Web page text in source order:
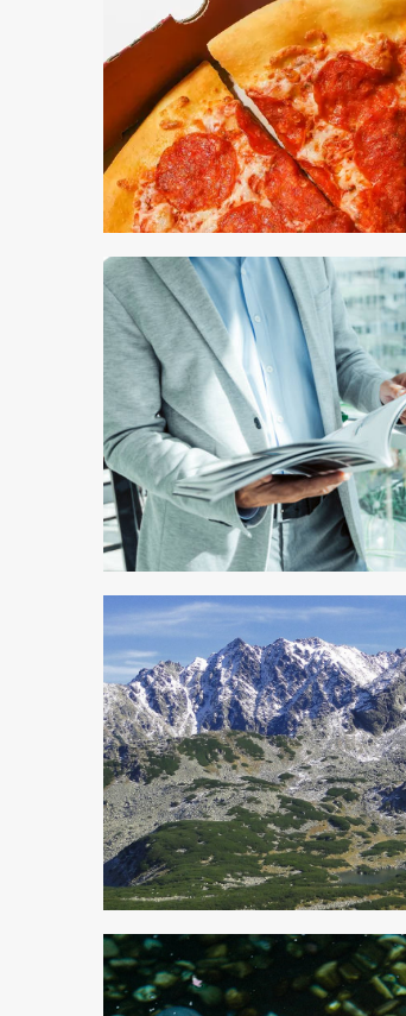
4 min odczytu
3 min odczytu
4 min odczytu